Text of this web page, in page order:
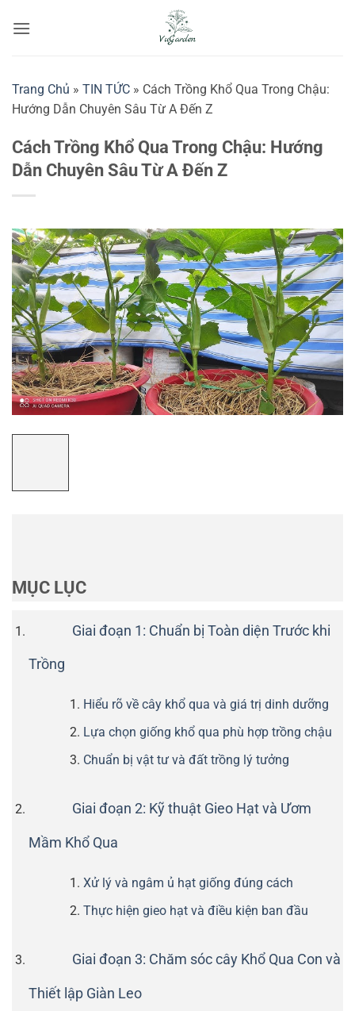
qua
Trang Chủ » TIN TỨC » Cách Trồng Khổ Qua Trong Chậu:
Hướng Dẫn Chuyên Sâu Từ A Đến Z
Cách Trồng Khổ Qua Trong Chậu: Hướng
Dẫn Chuyên Sâu Từ A Đến Z
MỤC LỤC
Giai đoạn 1: Chuẩn bị Toàn diện Trước khi
Trồng
Hiểu rõ về cây khổ qua và giá trị dinh dưỡng
Lựa chọn giống khổ qua phù hợp trồng chậu
Chuẩn bị vật tư và đất trồng lý tưởng
Giai đoạn 2: Kỹ thuật Gieo Hạt và Ươm
Mầm Khổ Qua
Xử lý và ngâm ủ hạt giống đúng cách
Thực hiện gieo hạt và điều kiện ban đầu
Giai đoạn 3: Chăm sóc cây Khổ Qua Con và
Thiết lập Giàn Leo